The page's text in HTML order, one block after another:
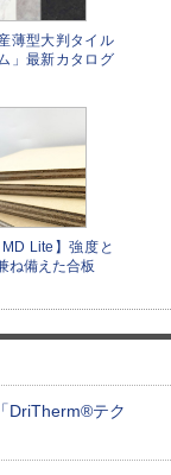
薄型大判タイル
」最新カタログ
MD Lite】強度と
ね備えた合板
DriTherm®テク